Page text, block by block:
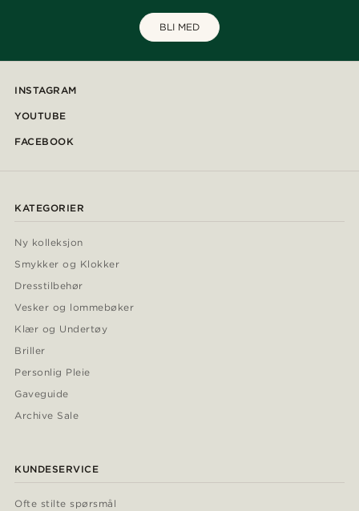
BLI MED
INSTAGRAM
YOUTUBE
FACEBOOK
KATEGORIER
Ny kolleksjon
Smykker og Klokker
Dresstilbehør
Vesker og lommebøker
Klær og Undertøy
Briller
Personlig Pleie
Gaveguide
Archive Sale
KUNDESERVICE
Ofte stilte spørsmål